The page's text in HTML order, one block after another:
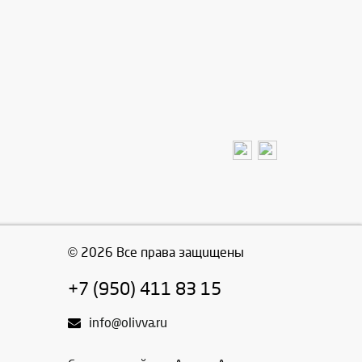
© 2026 Все права защищены
+7 (950) 411 83 15
info@olivva.ru